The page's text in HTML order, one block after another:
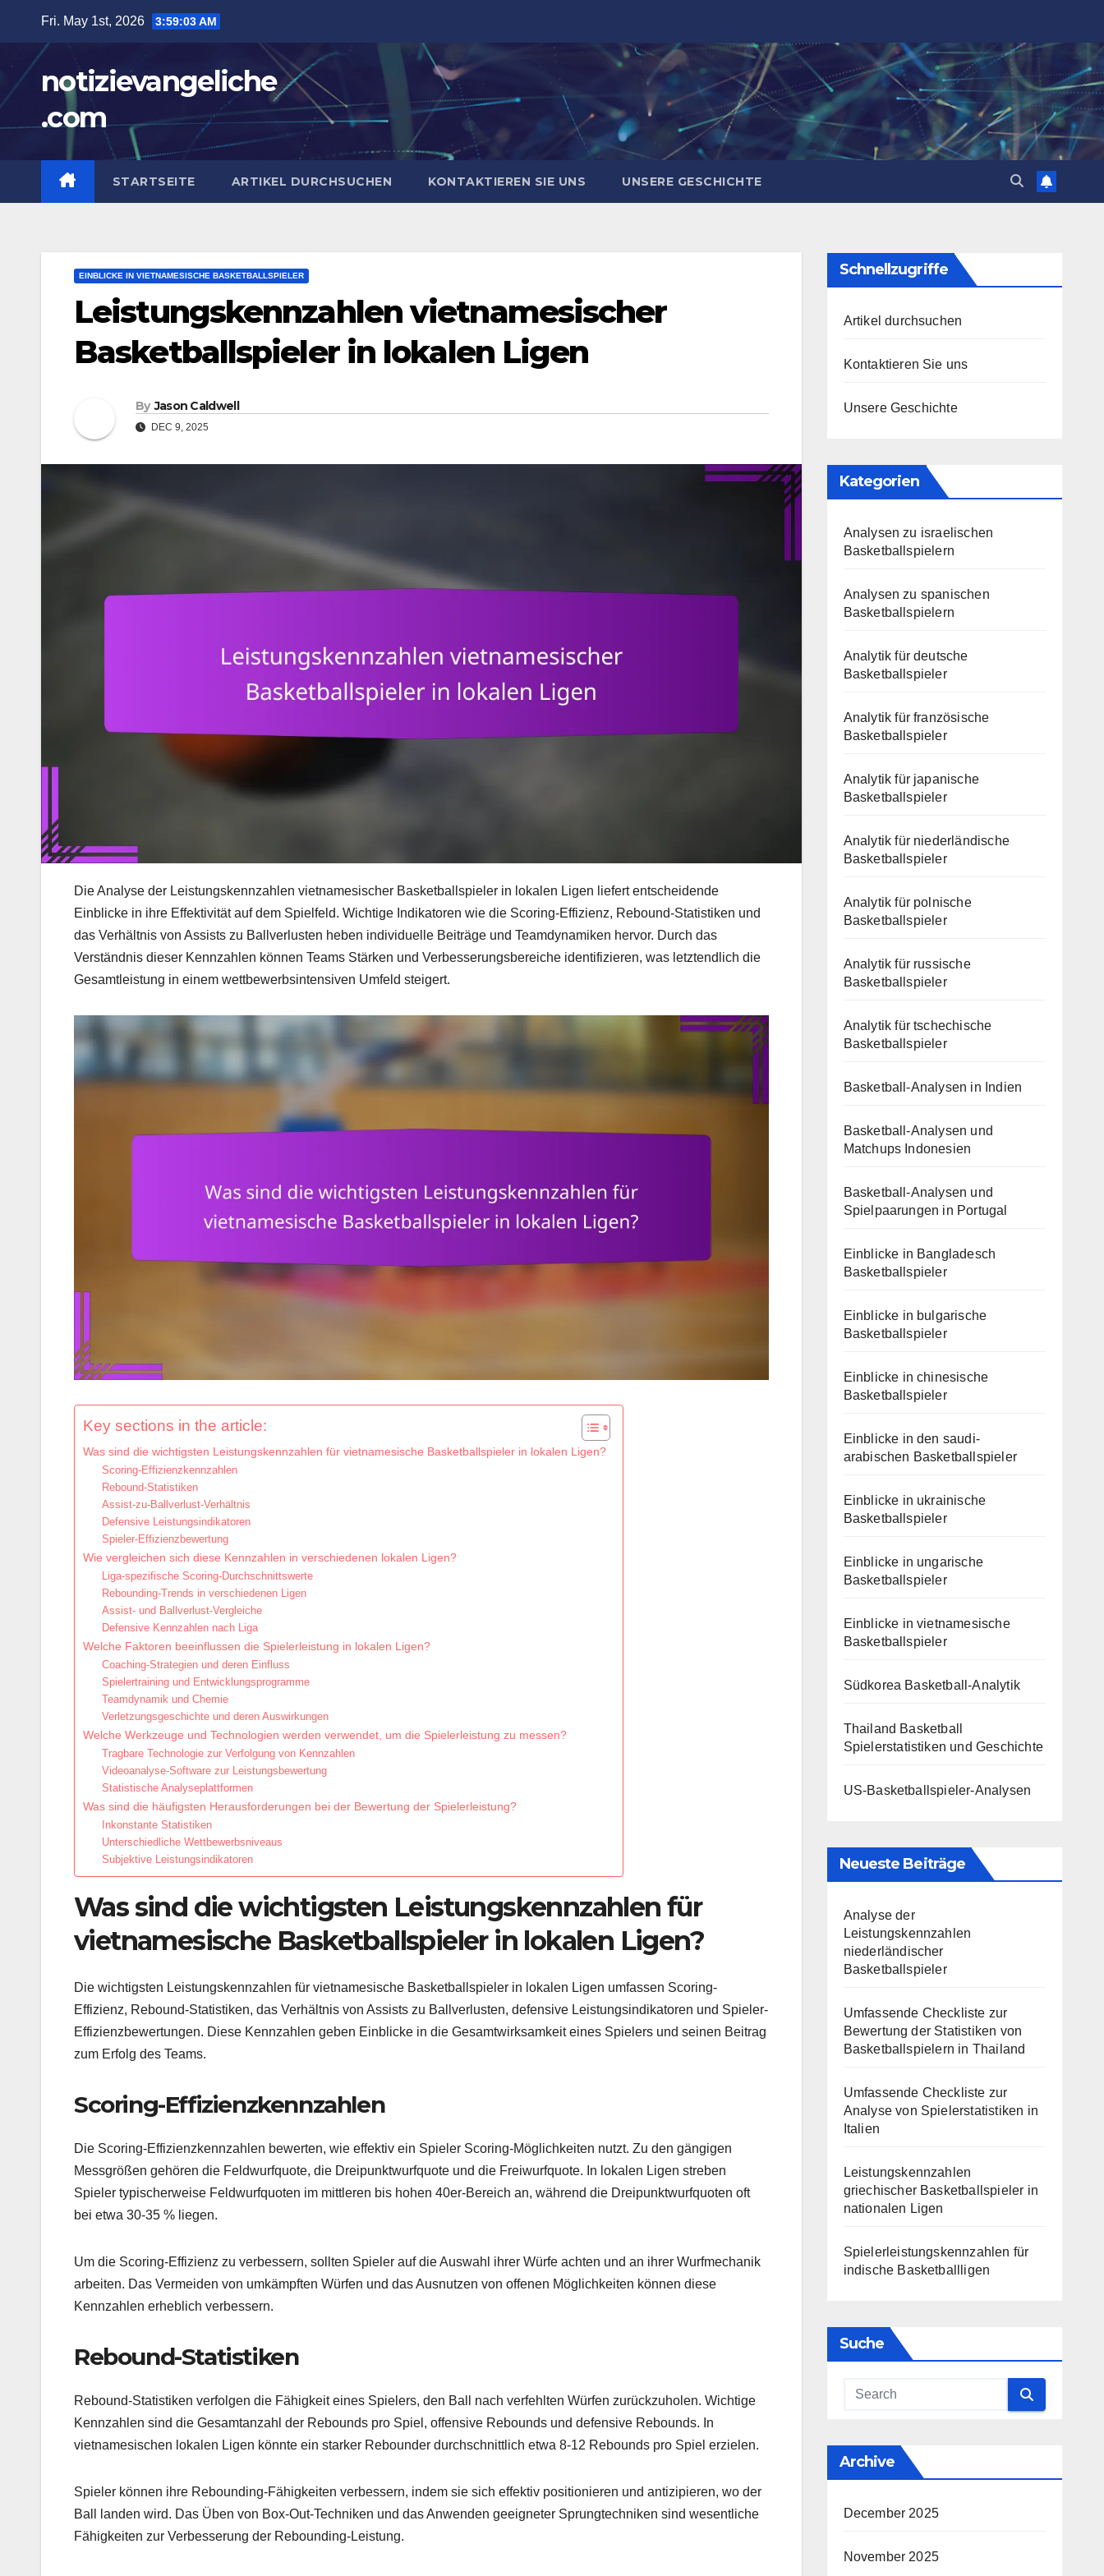
content
Fri. May 1st, 2026 3:59:03 AM
notizievangeliche
.com
STARTSEITE ARTIKEL DURCHSUCHEN KONTAKTIEREN SIE UNS UNSERE GESCHICHTE
EINBLICKE IN VIETNAMESISCHE BASKETBALLSPIELER
Leistungskennzahlen vietnamesischer
Basketballspieler in lokalen Ligen
By Jason Caldwell
DEC 9, 2025
Die Analyse der Leistungskennzahlen vietnamesischer Basketballspieler in lokalen Ligen liefert entscheidende
Einblicke in ihre Effektivität auf dem Spielfeld. Wichtige Indikatoren wie die Scoring-Effizienz, Rebound-Statistiken und
das Verhältnis von Assists zu Ballverlusten heben individuelle Beiträge und Teamdynamiken hervor. Durch das
Verständnis dieser Kennzahlen können Teams Stärken und Verbesserungsbereiche identifizieren, was letztendlich die
Gesamtleistung in einem wettbewerbsintensiven Umfeld steigert.
Key sections in the article:
Was sind die wichtigsten Leistungskennzahlen für vietnamesische Basketballspieler in lokalen Ligen?
Scoring-Effizienzkennzahlen
Rebound-Statistiken
Assist-zu-Ballverlust-Verhältnis
Defensive Leistungsindikatoren
Spieler-Effizienzbewertung
Wie vergleichen sich diese Kennzahlen in verschiedenen lokalen Ligen?
Liga-spezifische Scoring-Durchschnittswerte
Rebounding-Trends in verschiedenen Ligen
Assist- und Ballverlust-Vergleiche
Defensive Kennzahlen nach Liga
Welche Faktoren beeinflussen die Spielerleistung in lokalen Ligen?
Coaching-Strategien und deren Einfluss
Spielertraining und Entwicklungsprogramme
Teamdynamik und Chemie
Verletzungsgeschichte und deren Auswirkungen
Welche Werkzeuge und Technologien werden verwendet, um die Spielerleistung zu messen?
Tragbare Technologie zur Verfolgung von Kennzahlen
Videoanalyse-Software zur Leistungsbewertung
Statistische Analyseplattformen
Was sind die häufigsten Herausforderungen bei der Bewertung der Spielerleistung?
Inkonstante Statistiken
Unterschiedliche Wettbewerbsniveaus
Subjektive Leistungsindikatoren
Was sind die wichtigsten Leistungskennzahlen für
vietnamesische Basketballspieler in lokalen Ligen?
Die wichtigsten Leistungskennzahlen für vietnamesische Basketballspieler in lokalen Ligen umfassen Scoring-
Effizienz, Rebound-Statistiken, das Verhältnis von Assists zu Ballverlusten, defensive Leistungsindikatoren und Spieler-
Effizienzbewertungen. Diese Kennzahlen geben Einblicke in die Gesamtwirksamkeit eines Spielers und seinen Beitrag
zum Erfolg des Teams.
Scoring-Effizienzkennzahlen
Die Scoring-Effizienzkennzahlen bewerten, wie effektiv ein Spieler Scoring-Möglichkeiten nutzt. Zu den gängigen
Messgrößen gehören die Feldwurfquote, die Dreipunktwurfquote und die Freiwurfquote. In lokalen Ligen streben
Spieler typischerweise Feldwurfquoten im mittleren bis hohen 40er-Bereich an, während die Dreipunktwurfquoten oft
bei etwa 30-35 % liegen.
Um die Scoring-Effizienz zu verbessern, sollten Spieler auf die Auswahl ihrer Würfe achten und an ihrer Wurfmechanik
arbeiten. Das Vermeiden von umkämpften Würfen und das Ausnutzen von offenen Möglichkeiten können diese
Kennzahlen erheblich verbessern.
Rebound-Statistiken
Rebound-Statistiken verfolgen die Fähigkeit eines Spielers, den Ball nach verfehlten Würfen zurückzuholen. Wichtige
Kennzahlen sind die Gesamtanzahl der Rebounds pro Spiel, offensive Rebounds und defensive Rebounds. In
vietnamesischen lokalen Ligen könnte ein starker Rebounder durchschnittlich etwa 8-12 Rebounds pro Spiel erzielen.
Spieler können ihre Rebounding-Fähigkeiten verbessern, indem sie sich effektiv positionieren und antizipieren, wo der
Ball landen wird. Das Üben von Box-Out-Techniken und das Anwenden geeigneter Sprungtechniken sind wesentliche
Fähigkeiten zur Verbesserung der Rebounding-Leistung.
Schnellzugriffe
Artikel durchsuchen
Kontaktieren Sie uns
Unsere Geschichte
Kategorien
Analysen zu israelischen
Basketballspielern
Analysen zu spanischen
Basketballspielern
Analytik für deutsche
Basketballspieler
Analytik für französische
Basketballspieler
Analytik für japanische
Basketballspieler
Analytik für niederländische
Basketballspieler
Analytik für polnische
Basketballspieler
Analytik für russische
Basketballspieler
Analytik für tschechische
Basketballspieler
Basketball-Analysen in Indien
Basketball-Analysen und
Matchups Indonesien
Basketball-Analysen und
Spielpaarungen in Portugal
Einblicke in Bangladesch
Basketballspieler
Einblicke in bulgarische
Basketballspieler
Einblicke in chinesische
Basketballspieler
Einblicke in den saudi-
arabischen Basketballspieler
Einblicke in ukrainische
Basketballspieler
Einblicke in ungarische
Basketballspieler
Einblicke in vietnamesische
Basketballspieler
Südkorea Basketball-Analytik
Thailand Basketball
Spielerstatistiken und Geschichte
US-Basketballspieler-Analysen
Neueste Beiträge
Analyse der
Leistungskennzahlen
niederländischer
Basketballspieler
Umfassende Checkliste zur
Bewertung der Statistiken von
Basketballspielern in Thailand
Umfassende Checkliste zur
Analyse von Spielerstatistiken in
Italien
Leistungskennzahlen
griechischer Basketballspieler in
nationalen Ligen
Spielerleistungskennzahlen für
indische Basketballligen
Suche
Archive
December 2025
November 2025